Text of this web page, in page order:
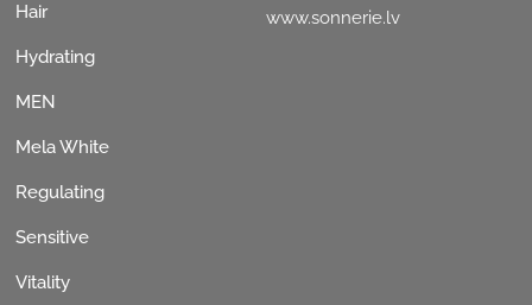
Hair
Hydrating
MEN
Mela White
Regulating
Sensitive
Vitality
www.sonnerie.lv